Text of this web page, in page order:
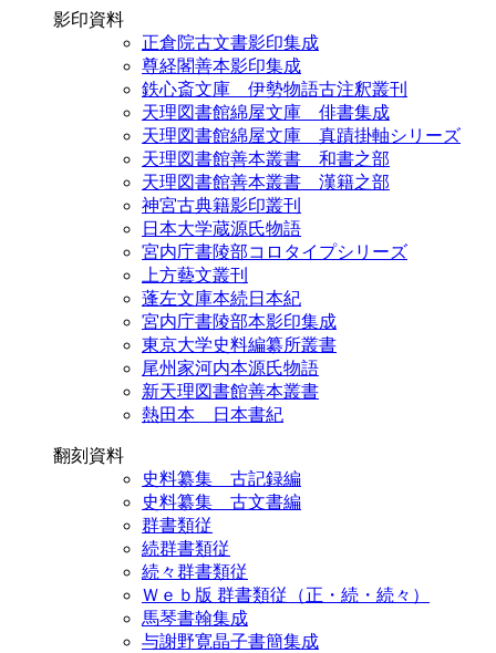
影印資料
正倉院古文書影印集成
尊経閣善本影印集成
鉄心斎文庫 伊勢物語古注釈叢刊
天理図書館綿屋文庫 俳書集成
天理図書館綿屋文庫 真蹟掛軸シリーズ
天理図書館善本叢書 和書之部
天理図書館善本叢書 漢籍之部
神宮古典籍影印叢刊
日本大学蔵源氏物語
宮内庁書陵部コロタイプシリーズ
上方藝文叢刊
蓬左文庫本続日本紀
宮内庁書陵部本影印集成
東京大学史料編纂所叢書
尾州家河内本源氏物語
新天理図書館善本叢書
熱田本 日本書紀
翻刻資料
史料纂集 古記録編
史料纂集 古文書編
群書類従
続群書類従
続々群書類従
Ｗｅｂ版 群書類従（正・続・続々）
馬琴書翰集成
与謝野寛晶子書簡集成